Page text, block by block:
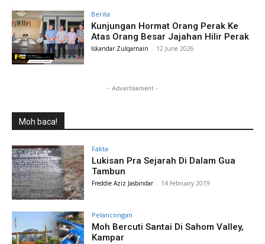
Berita
Kunjungan Hormat Orang Perak Ke
Atas Orang Besar Jajahan Hilir Perak
Iskandar Zulqarnain - 12 June 2026
- Advertisement -
Moh baca!
Fakta
Lukisan Pra Sejarah Di Dalam Gua
Tambun
Freddie Aziz Jasbindar - 14 February 2019
Pelancongan
Moh Bercuti Santai Di Sahom Valley,
Kampar